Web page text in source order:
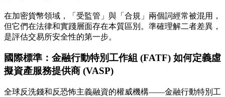
在加密貨幣領域，「受監管」與「合規」兩個詞經常被混用，
但它們在法律和實踐層面存在本質區別。準確理解二者差異，
是評估交易所安全性的第一步。
國際標準：金融行動特別工作組 (FATF) 如何定義虛
擬資產服務提供商 (VASP)
全球反洗錢和反恐怖主義融資的權威機構——金融行動特別工